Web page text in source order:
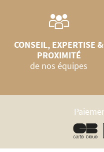
CONSEIL, EXPERTISE &
PROXIMITÉ
de nos équipes